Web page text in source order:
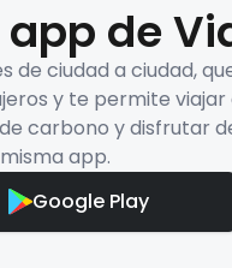
de
de ciudad a ciudad,
y te permite viajar
carbono y disfrutar
app.
Google Play